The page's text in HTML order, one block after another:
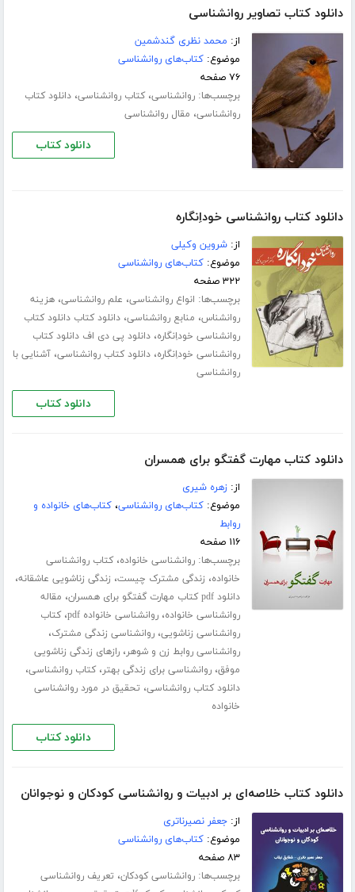
دانلود کتاب تصاویر روانشناسی
از: محمد نظری گندشمین
موضوع:کتاب‌های روانشناسی
۷۶ صفحه
برچسب‌ها:روانشناسی،کتاب روانشناسی،دانلود کتاب
روانشناسی، مقال روانشناسی
دانلود کتاب
دانلود کتاب روانشناسی خوداِنگاره
از:شروین وکیلی
موضوع:کتاب‌های روانشناسی
۳۲۲ صفحه
برچسب‌ها: انواع روانشناسی، علم روانشناسی،هزینه
روانشناس، منابع روانشناسی،دانلود کتاب دانلود کتاب
روانشناسی خوداِنگاره،دانلود پی دی اف دانلود کتاب
روانشناسی خوداِنگاره،دانلود کتاب روانشناسی،آشنایی با
روانشناسی
دانلود کتاب
دانلود کتاب مهارت گفتگو برای همسران
از:زهره شیری
موضوع:کتاب‌های روانشناسی،کتاب‌های خانواده و
روابط
۱۱۶ صفحه
برچسب‌ها:روانشناسی خانواده،کتاب روانشناسی
خانواده، زندگی مشترک چیست، زندگی زناشویی عاشقانه،
دانلود pdf کتاب مهارت گفتگو برای همسران ، مقاله
روانشناسی خانواده،روانشناسی خانواده pdf ،کتاب
روانشناسی زناشویی،روانشناسی زندگی مشترک،
روانشناسی روابط زن و شوهر،رازهای زندگی زناشویی
موفق،روانشناسی برای زندگی بهتر،کتاب روانشناسی،
دانلود کتاب روانشناسی، تحقیق در مورد روانشناسی
خانواده
دانلود کتاب
دانلود کتاب خلاصه‌ای بر ادبیات و روانشناسی کودکان و نوجوانان
از:جعفر نصیرناتری
موضوع:کتاب‌های روانشناسی
۸۳ صفحه
برچسب‌ها:روانشناسی کودکان، تعریف روانشناسی